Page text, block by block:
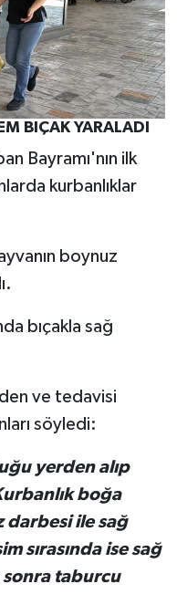
BIÇAK YARALADI
Bayramı'nın ilk
kurbanlıklar
boynuz
bıçakla sağ
ve tedavisi
söyledi:
yerden alıp
boğa
ile sağ
sırasında ise sağ
taburcu